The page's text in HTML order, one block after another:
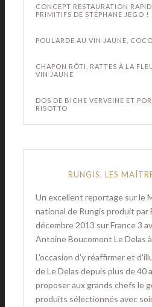
CONCEPT RESTAURATION
PRIMITIFS DE STÉPHANE JEGO !
POULARDE AU VIN JAUNE,
CHAPON RÔTI, RATTES À LA
VIN JAUNE
DOS DE BICHE VERVEINE ET
RISOTTO
RUNGIS, LES
Un excellent reportage sur le
national de Rungis produit par
décembre 2013 sur France 3
Antoine Boucomont Le Delas
L'occasion d'y réaffirmer et
de Le Delas depuis plus de 40
proposer aux grands chefs le
produits sélectionnés avec